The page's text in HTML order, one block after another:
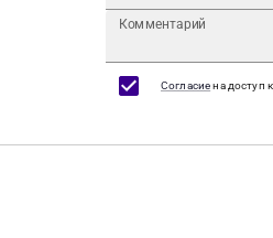
Комментарий
Согласиена доступ